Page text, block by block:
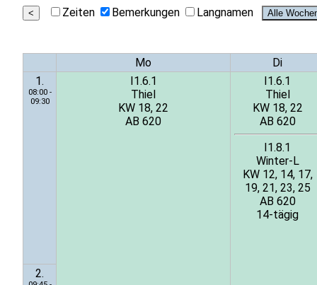
Zeiten Bemerkungen Langnamen
Mo
Di
1.
08:00 -
09:30
I1.6.1
Thiel
KW 18, 22
AB 620
I1.6.1
Thiel
KW 18, 22
AB 620
I1.8.1
Winter-L
KW 12, 14, 17,
19, 21, 23, 25
AB 620
14-tägig
2.